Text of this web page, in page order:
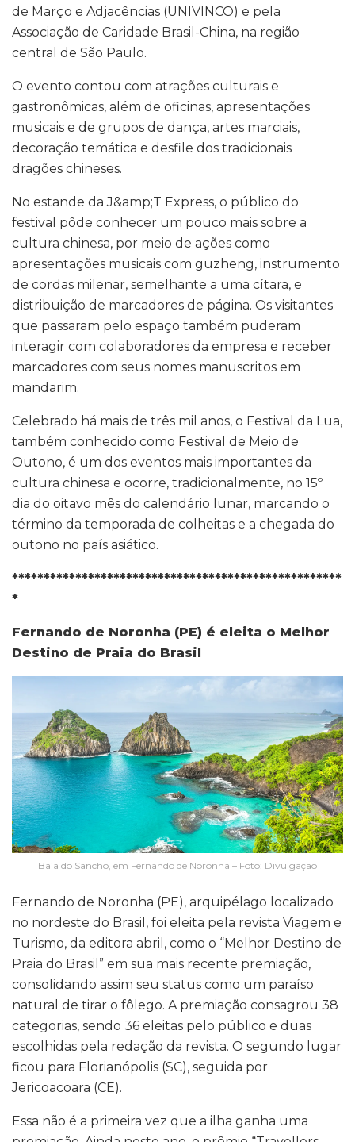
de Março e Adjacências (UNIVINCO) e pela
Associação de Caridade Brasil-China, na região
central de São Paulo.
O evento contou com atrações culturais e
gastronômicas, além de oficinas, apresentações
musicais e de grupos de dança, artes marciais,
decoração temática e desfile dos tradicionais
dragões chineses.
No estande da J&amp;T Express, o público do
festival pôde conhecer um pouco mais sobre a
cultura chinesa, por meio de ações como
apresentações musicais com guzheng, instrumento
de cordas milenar, semelhante a uma cítara, e
distribuição de marcadores de página. Os visitantes
que passaram pelo espaço também puderam
interagir com colaboradores da empresa e receber
marcadores com seus nomes manuscritos em
mandarim.
Celebrado há mais de três mil anos, o Festival da Lua,
também conhecido como Festival de Meio de
Outono, é um dos eventos mais importantes da
cultura chinesa e ocorre, tradicionalmente, no 15º
dia do oitavo mês do calendário lunar, marcando o
término da temporada de colheitas e a chegada do
outono no país asiático.
****************************************************
*
Fernando de Noronha (PE) é eleita o Melhor
Destino de Praia do Brasil
Baía do Sancho, em Fernando de Noronha – Foto: Divulgação
Fernando de Noronha (PE), arquipélago localizado
no nordeste do Brasil, foi eleita pela revista Viagem e
Turismo, da editora abril, como o “Melhor Destino de
Praia do Brasil” em sua mais recente premiação,
consolidando assim seu status como um paraíso
natural de tirar o fôlego. A premiação consagrou 38
categorias, sendo 36 eleitas pelo público e duas
escolhidas pela redação da revista. O segundo lugar
ficou para Florianópolis (SC), seguida por
Jericoacoara (CE).
Essa não é a primeira vez que a ilha ganha uma